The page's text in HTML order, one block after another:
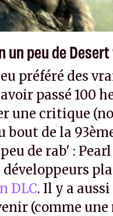
un peu de Desert
préféré des
passé 100
une critique
bout de la
de rab' :
développeurs
DLC. Il y a
(comme